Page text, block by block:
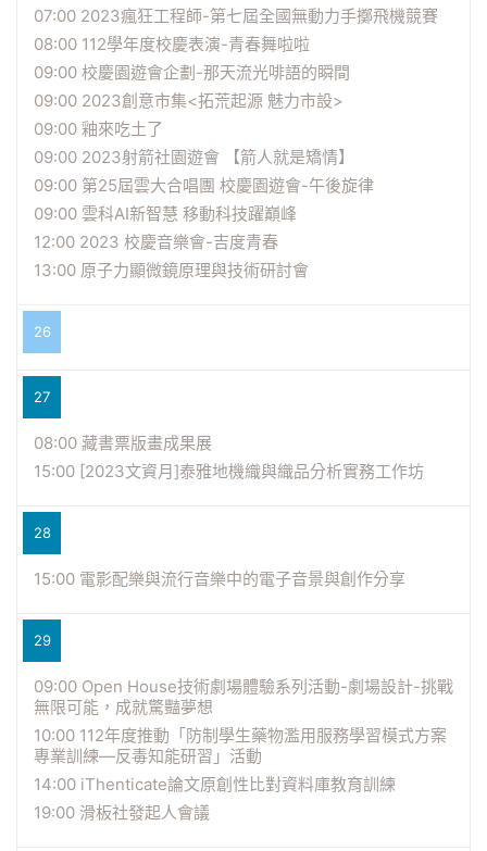
07:00 2023瘋狂工程師-第七屆全國無動力手擲飛機競賽
08:00 112學年度校慶表演-青春舞啦啦
09:00 校慶園遊會企劃-那天流光啡語的瞬間
09:00 2023創意市集<拓荒起源 魅力市設>
09:00 釉來吃土了
09:00 2023射箭社園遊會 【箭人就是矯情】
09:00 第25屆雲大合唱團 校慶園遊會-午後旋律
09:00 雲科AI新智慧 移動科技躍巔峰
12:00 2023 校慶音樂會-吉度青春
13:00 原子力顯微鏡原理與技術研討會
26
27
08:00 藏書票版畫成果展
15:00 [2023文資月]泰雅地機織與織品分析實務工作坊
28
15:00 電影配樂與流行音樂中的電子音景與創作分享
29
09:00 Open House技術劇場體驗系列活動-劇場設計-挑戰
無限可能，成就驚豔夢想
10:00 112年度推動「防制學生藥物濫用服務學習模式方案
專業訓練―反毒知能研習」活動
14:00 iThenticate論文原創性比對資料庫教育訓練
19:00 滑板社發起人會議